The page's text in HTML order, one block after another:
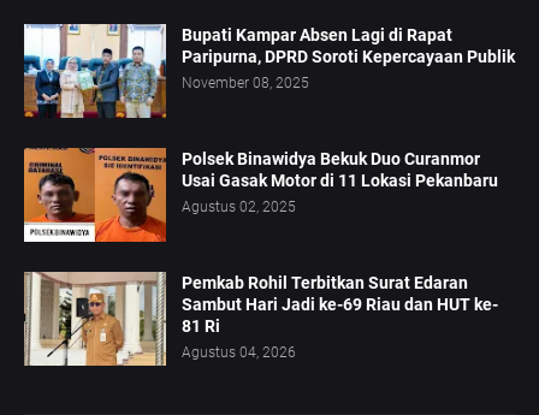
Bupati Kampar Absen Lagi di Rapat
Paripurna, DPRD Soroti Kepercayaan Publik
November 08, 2025
Polsek Binawidya Bekuk Duo Curanmor
Usai Gasak Motor di 11 Lokasi Pekanbaru
Agustus 02, 2025
Pemkab Rohil Terbitkan Surat Edaran
Sambut Hari Jadi ke-69 Riau dan HUT ke-
81 Ri
Agustus 04, 2026